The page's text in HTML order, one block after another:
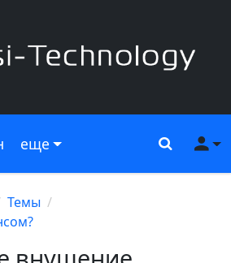
еще Поиск
Темы